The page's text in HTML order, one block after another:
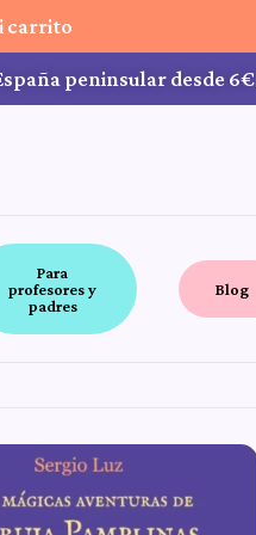
carrito
peninsular desde 6€
Para
profesores y
padres
Blog